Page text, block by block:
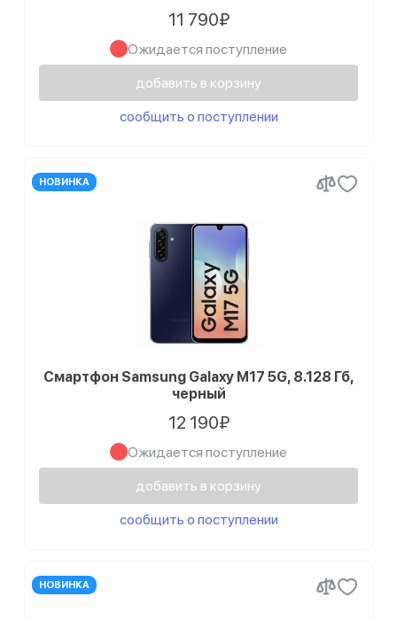
11 790₽
Ожидается поступление
добавить в корзину
сообщить о поступлении
НОВИНКА
Смартфон Samsung Galaxy M17 5G, 8.128 Гб,
черный
12 190₽
Ожидается поступление
добавить в корзину
сообщить о поступлении
НОВИНКА